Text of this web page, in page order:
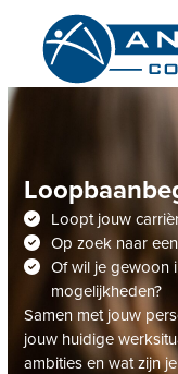
content
Loopt jouw
Op zoek naar
Of wil je gewoon
mogelijkheden?
Samen met jouw
jouw huidige
ambities en wat zijn